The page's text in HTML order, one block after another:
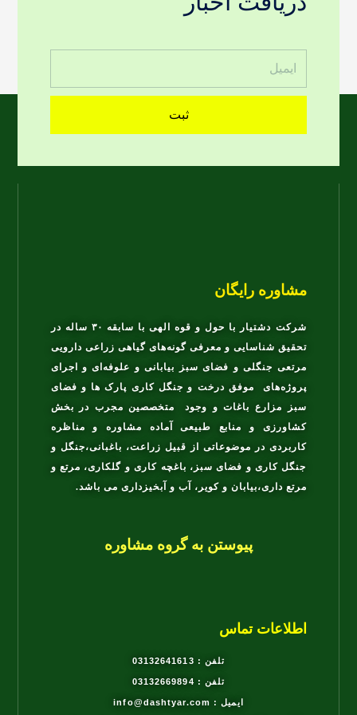
ثبت
مشاوره رایگان
شرکت دشتیار با حول و قوه الهی با سابقه ۳۰ ساله در
تحقیق شناسایی و معرفی گونه‌های گیاهی زراعی دارویی
مرتعی جنگلی و فضای سبز بیابانی و علوفه‌ای و اجرای
پروژه‌های موفق درخت و جنگل کاری پارک ها و فضای
سبز مزارع باغات و وجود متخصصین مجرب در بخش
کشاورزی و منابع طبیعی آماده مشاوره و مناظره
کاربردی در موضوعاتی از قبیل زراعت، باغبانی،جنگل و
جنگل کاری و فضای سبز، باغچه کاری و گلکاری، مرتع و
مرتع داری،بیابان و کویر، آب و آبخیزداری می باشد.
پیوستن به گروه مشاوره
اطلاعات تماس
تلفن : 03132641613
تلفن : 03132669894
ایمیل : info@dashtyar.com